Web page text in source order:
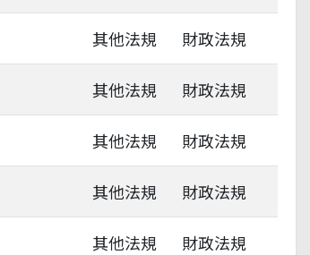
其他法規 財政法規
其他法規 財政法規
其他法規 財政法規
其他法規 財政法規
其他法規 財政法規